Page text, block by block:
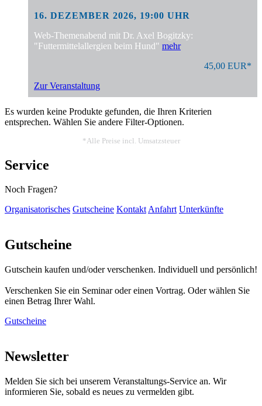
16. DEZEMBER 2026, 19:00 UHR
Web-Themenabend mit Dr. Axel Bogitzky:
"Futtermittelallergien beim Hund" mehr
45,00 EUR*
Zur Veranstaltung
Es wurden keine Produkte gefunden, die Ihren Kriterien
entsprechen. Wählen Sie andere Filter-Optionen.
*Alle Preise incl. Umsatzsteuer
Service
Noch Fragen?
Organisatorisches Gutscheine KontaktAnfahrt Unterkünfte
Gutscheine
Gutschein kaufen und/oder verschenken. Individuell und persönlich!
Verschenken Sie ein Seminar oder einen Vortrag. Oder wählen Sie
einen Betrag Ihrer Wahl.
Gutscheine
Newsletter
Melden Sie sich bei unserem Veranstaltungs-Service an. Wir
informieren Sie, sobald es neues zu vermelden gibt.